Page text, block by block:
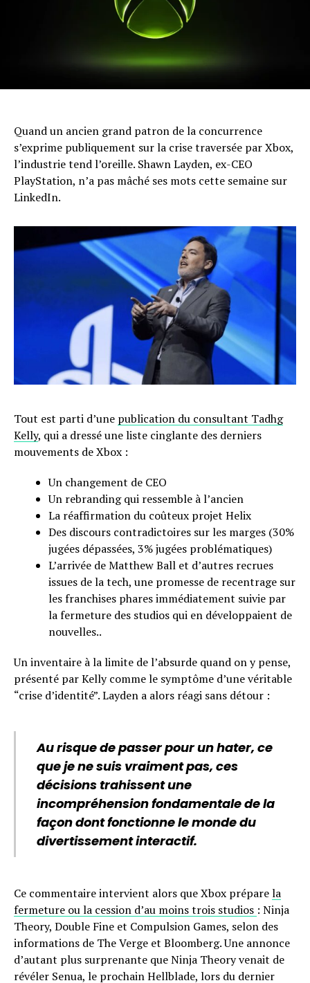
Quand un ancien grand patron de la concurrence
s’exprime publiquement sur la crise traversée par Xbox,
l’industrie tend l’oreille. Shawn Layden, ex-CEO
PlayStation, n’a pas mâché ses mots cette semaine sur
LinkedIn.
Tout est parti d’une publication du consultant Tadhg
Kelly, qui a dressé une liste cinglante des derniers
mouvements de Xbox :
Un changement de CEO
Un rebranding qui ressemble à l’ancien
La réaffirmation du coûteux projet Helix
Des discours contradictoires sur les marges (30%
jugées dépassées, 3% jugées problématiques)
L’arrivée de Matthew Ball et d’autres recrues
issues de la tech, une promesse de recentrage sur
les franchises phares immédiatement suivie par
la fermeture des studios qui en développaient de
nouvelles..
Un inventaire à la limite de l’absurde quand on y pense,
présenté par Kelly comme le symptôme d’une véritable
“crise d’identité”. Layden a alors réagi sans détour :
Au risque de passer pour un hater, ce
que je ne suis vraiment pas, ces
décisions trahissent une
incompréhension fondamentale de la
façon dont fonctionne le monde du
divertissement interactif.
Ce commentaire intervient alors que Xbox préparela
fermeture ou la cession d’au moins trois studios : Ninja
Theory, Double Fine et Compulsion Games, selon des
informations de The Verge et Bloomberg. Une annonce
d’autant plus surprenante que Ninja Theory venait de
révéler Senua, le prochain Hellblade, lors du dernier